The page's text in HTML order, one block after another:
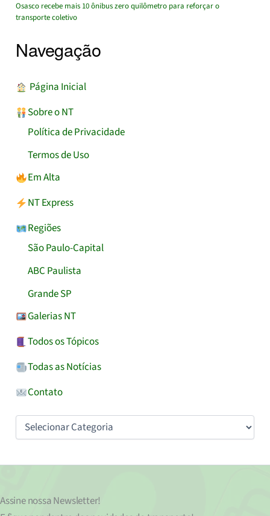
Osasco recebe mais 10 ônibus zero quilômetro para reforçar o
transporte coletivo
Navegação
︎ Página Inicial
Sobre o NT
Política de Privacidade
Termos de Uso
Em Alta
NT Express
Regiões
São Paulo-Capital
ABC Paulista
Grande SP
Galerias NT
Todos os Tópicos
Todas as Notícias
Contato
Assine nossaNewsletter!